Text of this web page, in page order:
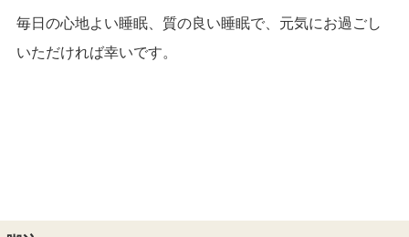
毎日の心地よい睡眠、質の良い睡眠で、元気にお過ごし
いただければ幸いです。